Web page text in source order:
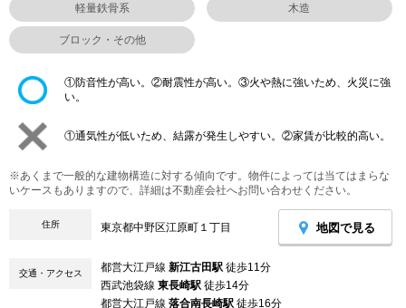
軽量鉄骨系 木造
ブロック・その他
①防音性が高い。②耐震性が高い。③火や熱に強いため、火災に強
い。
①通気性が低いため、結露が発生しやすい。②家賃が比較的高い。
※あくまで一般的な建物構造に対する傾向です。物件によっては当てはまらな
いケースもありますので、詳細は不動産会社へお問い合わせください。
住所 東京都中野区江原町１丁目 地図で見る
交通・アクセス 都営大江戸線 新江古田駅 徒歩11分
西武池袋線 東長崎駅 徒歩14分
都営大江戸線 落合南長崎駅 徒歩16分